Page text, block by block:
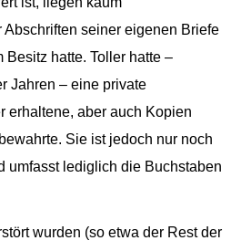
Abschriften seiner eigenen Briefe
Besitz hatte. Toller hatte –
Jahren – eine private
erhaltene, aber auch Kopien
Sie ist jedoch nur noch
umfasst lediglich die Buchstaben
wurden (so etwa der Rest der